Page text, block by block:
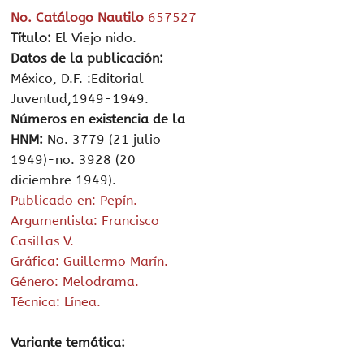
No. Catálogo Nautilo 657527
Título: El Viejo nido.
Datos de la publicación:
México, D.F. :Editorial
Juventud,1949-1949.
Números en existencia de la
HNM: No. 3779 (21 julio
1949)-no. 3928 (20
diciembre 1949).
Publicado en: Pepín.
Argumentista: Francisco
Casillas V.
Gráfica: Guillermo Marín.
Género: Melodrama.
Técnica: Línea.
Variante temática: